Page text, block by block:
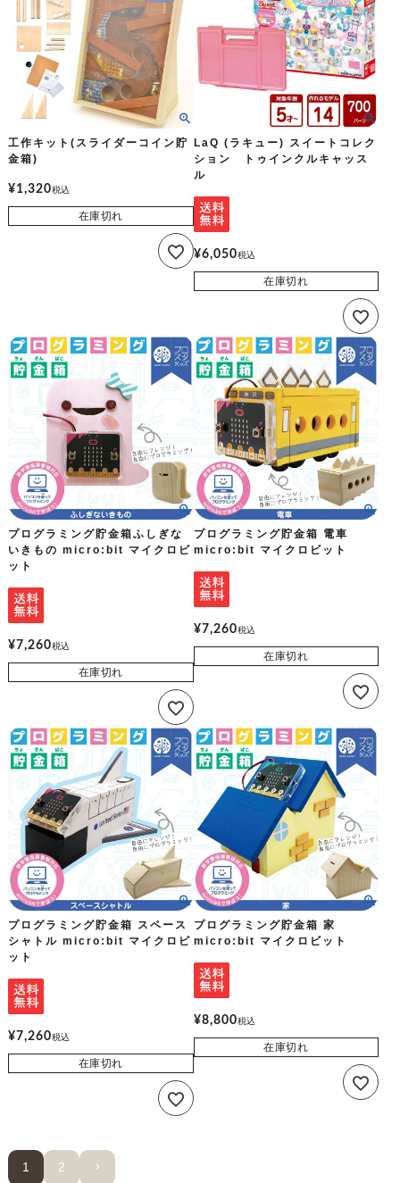
工作キット(スライダーコイン貯
金箱)
¥1,320税込
在庫切れ
LaQ (ラキュー) スイートコレク
ション トゥインクルキャッス
ル
¥6,050税込
在庫切れ
プログラミング貯金箱ふしぎな
いきもの micro:bit マイクロビ
ット
¥7,260税込
在庫切れ
プログラミング貯金箱 電車
micro:bit マイクロビット
¥7,260税込
在庫切れ
プログラミング貯金箱 スペース
シャトル micro:bit マイクロビ
ット
¥7,260税込
在庫切れ
プログラミング貯金箱 家
micro:bit マイクロビット
¥8,800税込
在庫切れ
1 2